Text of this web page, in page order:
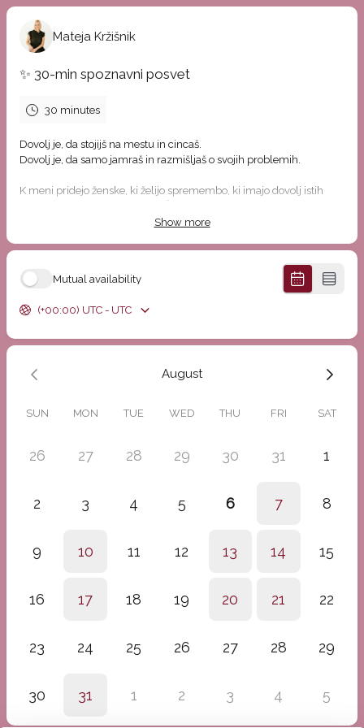
Mateja Kržišnik
✨ 30-min spoznavni posvet
30 minutes
Dovolj je, da stojijš na mestu in cincaš.
Dovolj je, da samo jamraš in razmišljaš o svojih problemih.
K meni pridejo ženske, ki želijo spremembo, ki imajo dovolj istih
Kaj se zgodi v teh 30 minutah?
Pogledava, kje se trenutno nahajaš in kaj lahko takoj
spremeniš in izboljšaš.
se znebiš problema.
korake, sicer pa odidešz novo perspektivo.
Coaching je primeren za tiste, ki želijo nekaj narediti zase.
Izpolni vprašalnik za ta spoznavni posvet, da najin čas maksimalno
Se te veselim.
Show more
Mutual availability
(+00:00) UTC - UTC
August
SUN MON TUE WED THU FRI SAT
26 27 28 29 30 31 1
2 3 4 5 6 7 8
9 10 11 12 13 14 15
16 17 18 19 20 21 22
23 24 25 26 27 28 29
30 31 1 2 3 4 5